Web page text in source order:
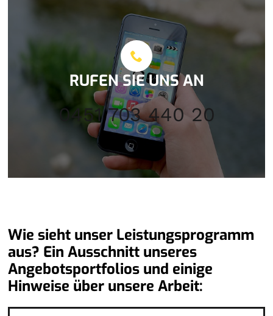
RUFEN SIE UNS AN
0451 703 440 20
Wie sieht unser Leistungsprogramm
aus? Ein Ausschnitt unseres
Angebotsportfolios und einige
Hinweise über unsere Arbeit: